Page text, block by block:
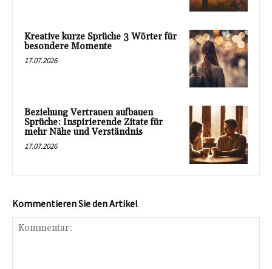
Kreative kurze Sprüche 3 Wörter für
besondere Momente
17.07.2026
Beziehung Vertrauen aufbauen
Sprüche: Inspirierende Zitate für
mehr Nähe und Verständnis
17.07.2026
Kommentieren Sie den Artikel